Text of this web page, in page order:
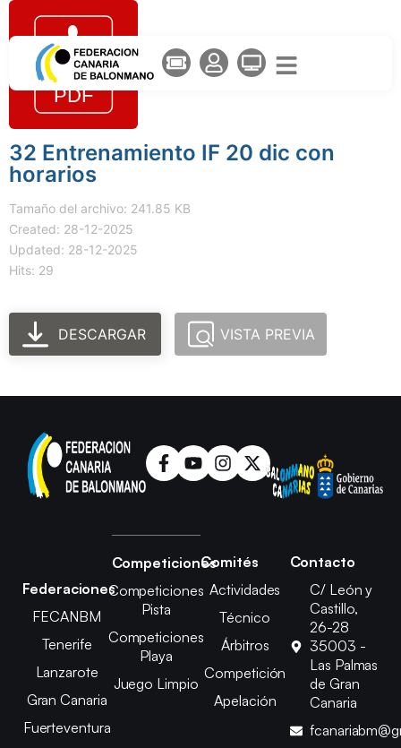
32 Entrenamiento IF 20 dic con
horarios
Tamaño del archivo: 241.85 KB
Created: 28-12-2025
Updated: 28-12-2025
Hits: 29
DESCARGAR VISTA PREVIA
Federaciones
FECANBM
Tenerife
Lanzarote
Gran Canaria
Fuerteventura
Competiciones
Competiciones
Pista
Competiciones
Playa
Juego Limpio
Comités
Actividades
Técnico
Árbitros
Competición
Apelación
Contacto
C/ León y
Castillo,
26-28
35003 -
Las Palmas
de Gran
Canaria